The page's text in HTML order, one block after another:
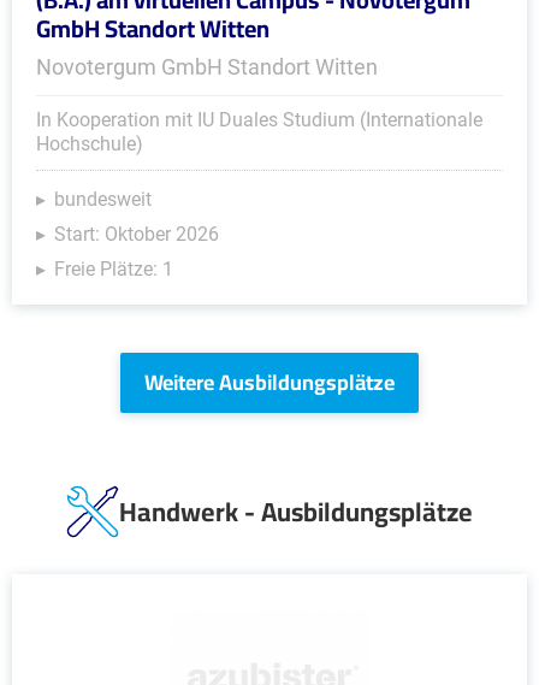
GmbH Standort Witten
Novotergum GmbH Standort Witten
In Kooperation mit IU Duales Studium (Internationale
Hochschule)
bundesweit
Start: Oktober 2026
Freie Plätze: 1
Weitere Ausbildungsplätze
Handwerk - Ausbildungsplätze